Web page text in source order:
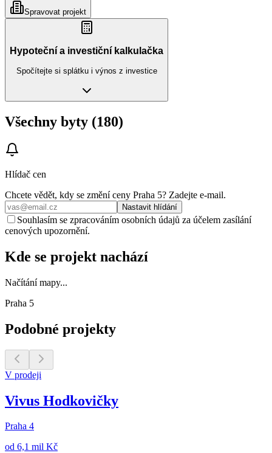
Spravovat projekt
Hypoteční a investiční kalkulačka
Spočítejte si splátku i výnos z investice
Všechny byty (180)
Hlídač cen
Chcete vědět, kdy se změní ceny Praha 5? Zadejte e‑mail.
Nastavit hlídání
Souhlasím se zpracováním osobních údajů za účelem zasílání
cenových upozornění.
Kde se projekt nachází
Načítání mapy...
Praha 5
Podobné projekty
V prodeji
Vivus Hodkovičky
Praha 4
od 6,1 mil Kč